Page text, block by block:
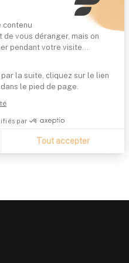
contenu
vous déranger, mais on
pendant votre visite...
la suite, cliquez sur le lien
le pied de page.
par
Tout accepter
et de gérer vos